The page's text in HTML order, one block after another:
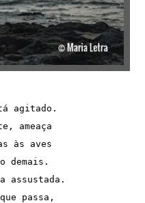
agitado.
ameaça
às aves
demais.
assustada.
passa,